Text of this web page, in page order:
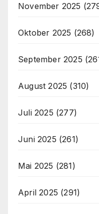
November 2025
Oktober 2025 (268)
September 2025
August 2025 (310)
Juli 2025 (277)
Juni 2025 (261)
Mai 2025 (281)
April 2025 (291)